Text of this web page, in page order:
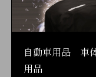
自動車用品 車
用品